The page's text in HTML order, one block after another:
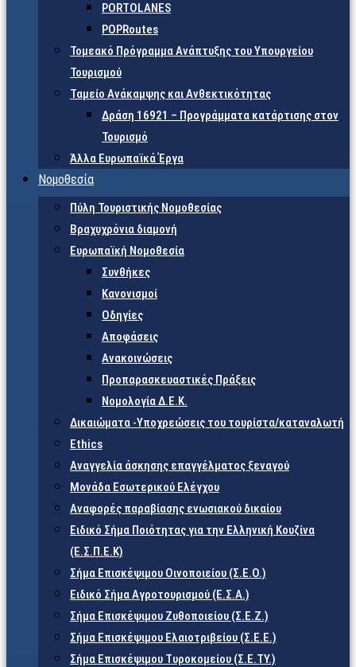
PORTOLANES
POPRoutes
Τομεακό Πρόγραμμα Ανάπτυξης του Υπουργείου
Τουρισμού
Ταμείο Ανάκαμψης και Ανθεκτικότητας
Δράση 16921 – Προγράμματα κατάρτισης στον
Τουρισμό
Άλλα Ευρωπαϊκά Έργα
Νομοθεσία
Πύλη Τουριστικής Νομοθεσίας
Βραχυχρόνια διαμονή
Ευρωπαϊκή Νομοθεσία
Συνθήκες
Κανονισμοί
Οδηγίες
Αποφάσεις
Ανακοινώσεις
Προπαρασκευαστικές Πράξεις
Νομολογία Δ.Ε.Κ.
Δικαιώματα -Υποχρεώσεις του τουρίστα/καταναλωτή
Ethics
Αναγγελία άσκησης επαγγέλματος ξεναγού
Μονάδα Εσωτερικού Ελέγχου
Αναφορές παραβίασης ενωσιακού δικαίου
Ειδικό Σήμα Ποιότητας για την Ελληνική Κουζίνα
(Ε.Σ.Π.Ε.Κ)
Σήμα Επισκέψιμου Οινοποιείου (Σ.Ε.Ο.)
Ειδικό Σήμα Αγροτουρισμού (Ε.Σ.Α.)
Σήμα Επισκέψιμου Ζυθοποιείου (Σ.Ε.Ζ.)
Σήμα Επισκέψιμου Ελαιοτριβείου (Σ.Ε.Ε.)
Σήμα Επισκέψιμου Τυροκομείου (Σ.Ε.TY.)